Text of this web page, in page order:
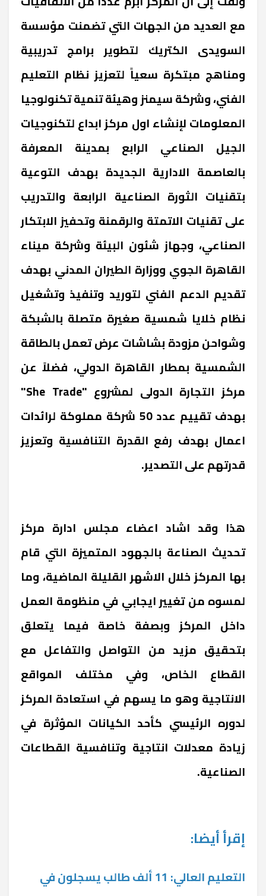
مع العديد من الجهات التي تضمنت مؤسسة
السويدى الكتريك لتطوير برامج تدريبية
ومناهج مبتكرة سعياً لتعزيز نظام التعليم
الفني، وشركة سيمنز وهيئة تنمية تكنولوجيا
المعلومات لإنشاء اول مركز ابداع لتكنوجيات
الجيل الصناعي الرابع بمدينة المعرفة
بالعاصمة الادارية الجديدة بهدف التوعية
بتقنيات الثورة الصناعية الرابعة والتدريب
على تقنيات الاتمتة والرقمنة وتحفيز الابتكار
الصناعي، وجهاز شئون البيئة وشركة ميناء
القاهرة الجوي ووزارة الطيران المدني بهدف
تقديم الدعم الفني لتوريد وتنفيذ وتشغيل
نظام خلايا شمسية صغيرة متصلة بالشبكة
وشواحن مزودة بشاشات عرض تعمل بالطاقة
الشمسية بمطار القاهرة الدولي، فضلاً عن
مركز التجارة الدولى لمشروع "She Trade"
بهدف تقييم عدد 50 شركة مملوكة لرائدات
اعمال بهدف رفع القدرة التنافسية وتعزيز
قدرتهم على التصدير.
هذا وقد اشاد اعضاء مجلس ادارة مركز
تحديث الصناعة بالجهود المتميزة التي قام
بها المركز خلال الاشهر القليلة الماضية، وما
لمسوه من تغيير ايجابي في منظومة العمل
داخل المركز وبصفة خاصة فيما يتعلق
بتحقيق مزيد من التواصل والتفاعل مع
القطاع الخاص، وفي مختلف المواقع
الانتاجية وهو ما يسهم في استعادة المركز
لدوره الرئيسي كأحد الكيانات المؤثرة في
زيادة معدلات انتاجية وتنافسية القطاعات
الصناعية.
إقرأ أيضا:
التعليم العالي: 11 ألف طالب يسجلون في